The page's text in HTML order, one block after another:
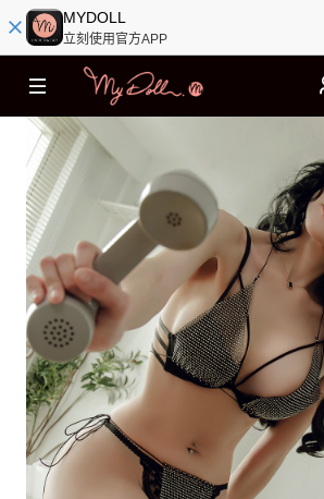
MYDOLL
立刻使用官方APP